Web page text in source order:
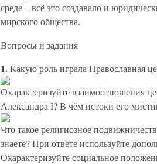
среде – всё это создавало и
мирского общества.
Вопросы и задания
1.Какую роль играла Православная
Охарактеризуйте взаимоотношения
Александра I? В чём истоки его
Что такое религиозное
знаете? При ответе используйте
Охарактеризуйте социальное